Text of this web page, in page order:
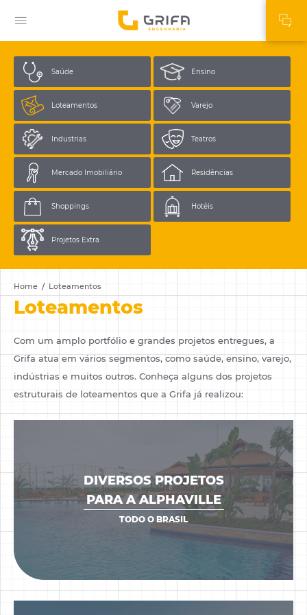
Home Loteamentos
Loteamentos
Saúde Ensino
Loteamentos Varejo
Industrias Teatros
Mercado Imobiliário Residências
Shoppings Hotéis
Projetos Extra
Com um amplo portfólio e grandes projetos entregues, a
Grifa atua em vários segmentos, como saúde, ensino,varejo,
indústrias e muitos outros. Conheça alguns dos projetos
estruturais de loteamentos que a Grifa já realizou:
DIVERSOS PROJETOS
PARA A ALPHAVILLE
TODO O BRASIL
VER OBRAS
Cadastre-se
Cadastre-
Antes de acessar,
fale um pouco mais